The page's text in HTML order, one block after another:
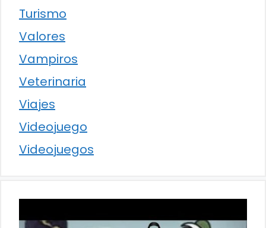
Turismo
Valores
Vampiros
Veterinaria
Viajes
Videojuego
Videojuegos